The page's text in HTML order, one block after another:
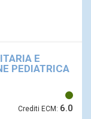
E
PEDIATRICA
Crediti ECM: 6.0